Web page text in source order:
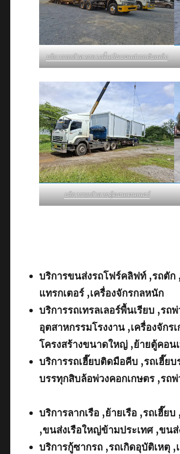
บริการรถหัวลากหางพื้นเรียบขนส่งรถดับเพลิง
บริการรถหัวลากตู้คอนเทนเนอร์
บริการขนส่งรถโฟร์คลิฟท์ ,รถตัก
แทรกเตอร์ ,เครื่องจักรกลหนัก
บริการรถเทรลเลอร์พื้นเรียบ ,รถ
อุตสาหกรรมโรงงาน ,เครื่องจัก
โครงสร้างขนาดใหญ่ ,ย้ายตู้คอน
บริการรถเฮี๊ยบติดมือคีบ ,รถเฮี๊ย
บรรทุกสิบล้อพ่วงคอกเกษตร ,รถ
บริการลากเรือ ,ย้ายเรือ ,รถเฮี๊ย
,ขนส่งเรือใหญ่ข้ามประเทศ ,ขน
บริการกู้ซากรถ ,รถเกิดอุบัติเหตุ